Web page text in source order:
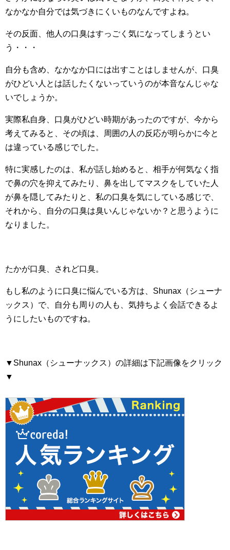
なかなか自分では気づきにくいものなんですよね。
その反面、他人の口臭はすっごく気になってしまうとい
う・・・
自分も含め、なかなか口には出すことはしませんが、口臭
がひどい人とは話したくないっていうのが本音なんじゃな
いでしょうか。
実際私自身、口臭がひどい時期があったのですが、今から
考えてみると、その頃は、周囲の人の反応が明らかに今と
は違っている感じでした。
特に実感したのは、私が話し始めると、相手が何気なく指
で鼻の穴を抑えてみたり、鼻を出してマスクをしていた人
が鼻を隠してみたりと、私の口臭を気にしている感じで、
それから、自分の口臭は臭いんじゃないか？と思うように
なりました。
たかが口臭、されど口臭。
もし私のように口臭に悩んでいる方は、Shunax（シューナ
ックス）で、自分も周りの人も、気持ちよく会話できるよ
うにしたいものですね。
▼Shunax（シューナックス）の詳細は下記画像をクリック
▼